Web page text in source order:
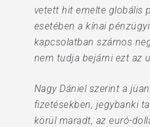
vetett hit emelte globális
esetében a kínai
kapcsolatban számos
nem tudja bejárni ezt az
Nagy Dániel szerint a
fizetésekben, jegybanki
körül maradt, az euró-